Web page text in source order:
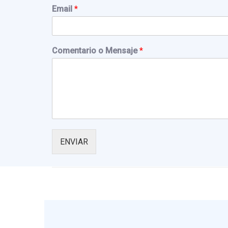
i
rEmail *
Comentario o Mensaje*
ENVIAR